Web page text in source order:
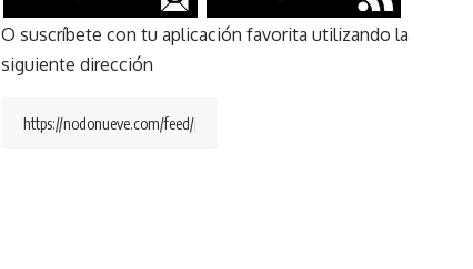
O suscríbete con tu aplicación favorita utilizando la
siguiente dirección